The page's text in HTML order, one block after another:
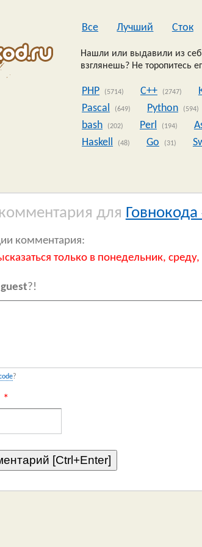
Все Лучший Сток
Нашли или выдавили из
взглянешь? Не торопитесь
PHP (5714) C++ (2747)
Pascal (649) Python (594)
bash (202) Perl (194)
Haskell (48) Go (31)
для
комментария:
только в понедельник,
guest?!
?
*